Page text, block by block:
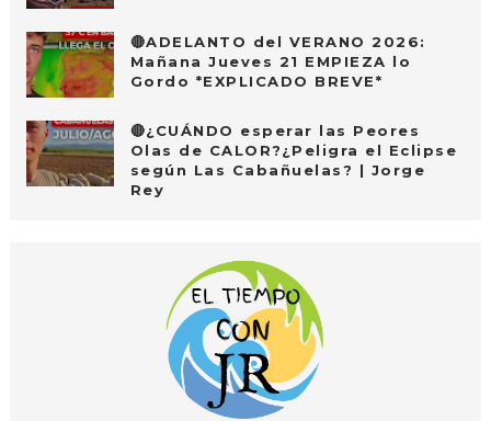
🔴ADELANTO del VERANO 2026:
Mañana Jueves 21 EMPIEZA lo
Gordo *EXPLICADO BREVE*
🔴¿CUÁNDO esperar las Peores
Olas de CALOR?¿Peligra el Eclipse
según Las Cabañuelas? | Jorge
Rey